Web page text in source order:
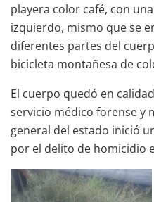
playera color café, con
izquierdo, mismo que se
diferentes partes del
bicicleta montañesa de
El cuerpo quedó en
servicio médico forense y
general del estado inició
por el delito de homicidio